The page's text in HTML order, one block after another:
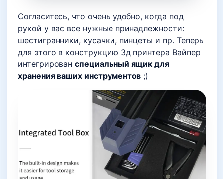
Согласитесь, что очень удобно, когда под
рукой у вас все нужные принадлежности:
шестигранники, кусачки, пинцеты и пр. Теперь
для этого в конструкцию 3д принтера Вайпер
интегрированспециальный ящик для
хранения ваших инструментов ;)